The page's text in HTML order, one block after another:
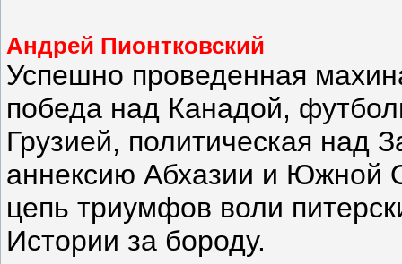
Андрей Пионтковский
Успешно проведенная
победа над Канадой,
Грузией, политическая над
аннексию Абхазии и Южной
цепь триумфов воли
Истории за бороду.